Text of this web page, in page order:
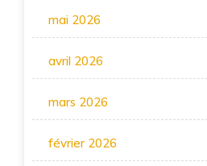
mai 2026
avril 2026
mars 2026
février 2026